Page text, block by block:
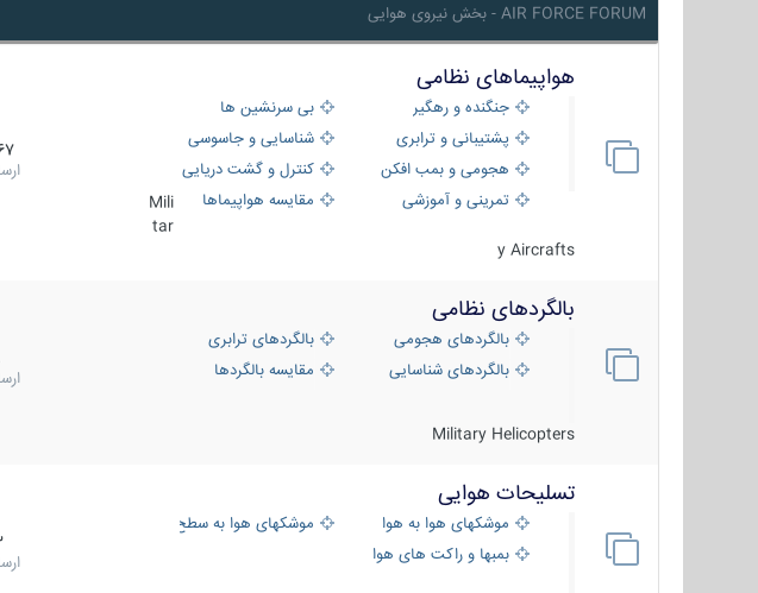
AIR FORCE FORUM - بخش نیروی هوایی
هواپیماهای نظامی
جنگنده و رهگیر
بی سرنشین ها
پشتیبانی و ترابری
شناسایی و جاسوسی
هجومی و بمب افکن
کنترل و گشت دریایی
تمرینی و آموزشی
مقایسه هواپیماها
Mili
tar
y Aircrafts
بالگردهای نظامی
بالگردهای هجومی
بالگردهای ترابری
بالگردهای شناسایی
مقایسه بالگردها
Military Helicopters
تسلیحات هوایی
موشکهای هوا به هوا
موشکهای هوا به سطح
بمبها و راکت های هوایی